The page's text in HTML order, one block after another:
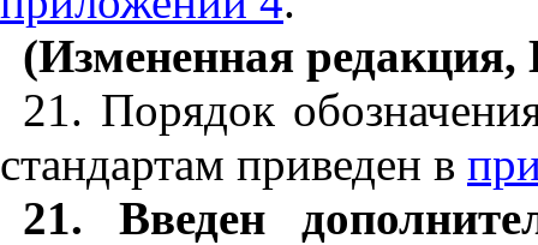
(Измененная
21. Порядок
стандартам приведен в
21. Введен